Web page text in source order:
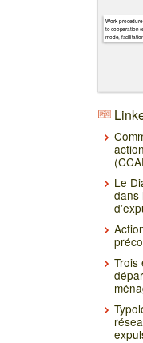
Work
to cooperation
mode,
Le
dans
Trois